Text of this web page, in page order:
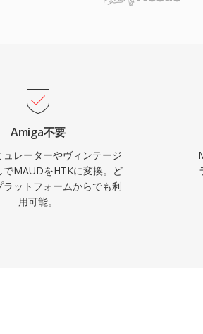
Amiga不要
レーターやヴィンテージ
でMAUDをHTKに変換。ど
ラットフォームからでも利
用可能。